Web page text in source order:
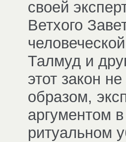
своей
Ветхого
Талмуд и
этот закон
образом,
аргументом
ритуальном